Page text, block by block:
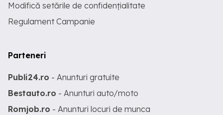
Modifică setările de confidențialitate
Regulament Campanie
Parteneri
Publi24.ro - Anunturi gratuite
Bestauto.ro - Anunturi auto/moto
Romjob.ro - Anunturi locuri de munca